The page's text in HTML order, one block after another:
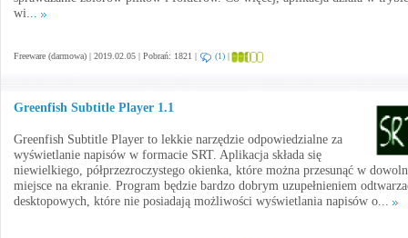
wi...
Freeware (darmowa) | 2019.02.05 | Pobrań: 1821 | (1) |
Greenfish Subtitle Player 1.1
Greenfish Subtitle Player to lekkie narzędzie odpowiedzialne za
wyświetlanie napisów w formacie SRT. Aplikacja składa się
niewielkiego, półprzezroczystego okienka, które można przesunąć w
miejsce na ekranie. Program będzie bardzo dobrym uzupełnieniem
desktopowych, które nie posiadają możliwości wyświetlania napisów o...